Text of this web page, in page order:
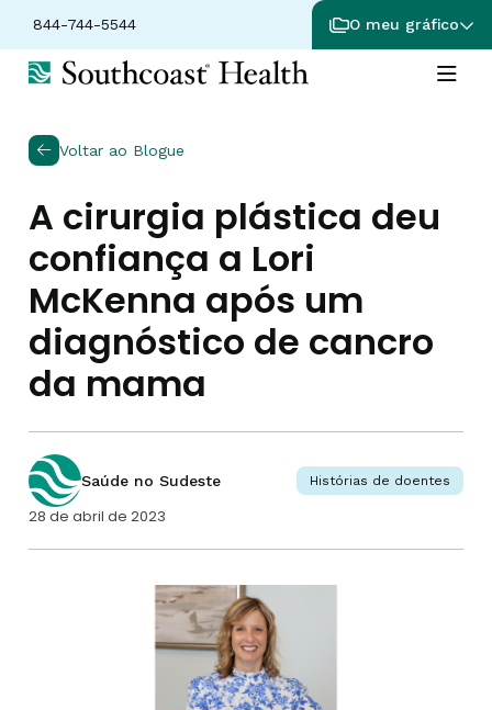
844-744-5544 O meu gráfico
Voltar ao Blogue
A cirurgia plástica deu
confiança a Lori
McKenna após um
diagnóstico de cancro
da mama
Saúde no Sudeste Histórias de doentes
28 de abril de 2023